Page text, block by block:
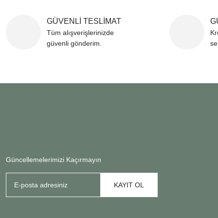
GÜVENLİ TESLİMAT
Tüm alışverişlerinizde
güvenli gönderim.
Güncellemelerimizi Kaçırmayın
KAYIT OL